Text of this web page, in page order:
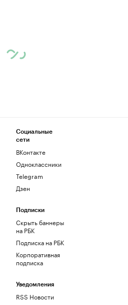
Социальные
сети
ВКонтакте
Одноклассники
Telegram
Дзен
Подписки
Скрыть баннеры
на РБК
Подписка на РБК
Корпоративная
подписка
Уведомления
RSS Новости